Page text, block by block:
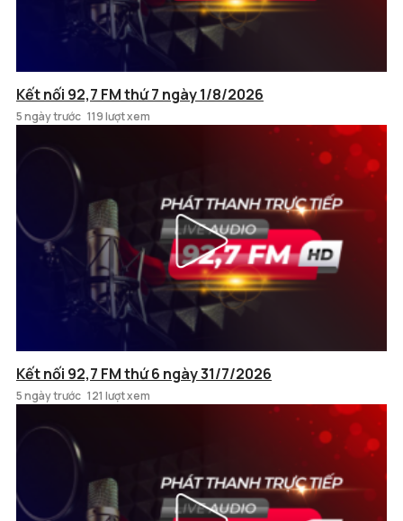
Kết nối 92,7 FM thứ 7 ngày 1/8/2026
5 ngày trước 119 lượt xem
Kết nối 92,7 FM thứ 6 ngày 31/7/2026
5 ngày trước 121 lượt xem